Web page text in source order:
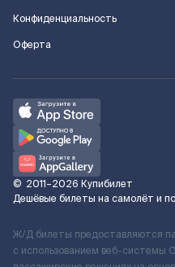
Конфиденциальность
Оферта
© 2011–2026 Купибилет
Дешёвые билеты на самолёт и
Ж/Д билеты предоставляются
с использованием веб-